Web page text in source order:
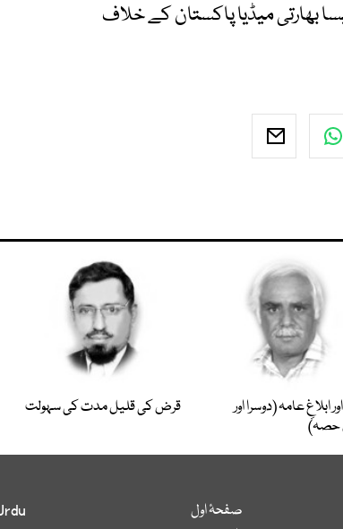
بھارتی میڈیا پاکستان کے خلاف
ابلاغِ عامہ (دوسرا اور
حصہ)
قرض کی قلیل مدت کی سہولت
صفحۂ اول